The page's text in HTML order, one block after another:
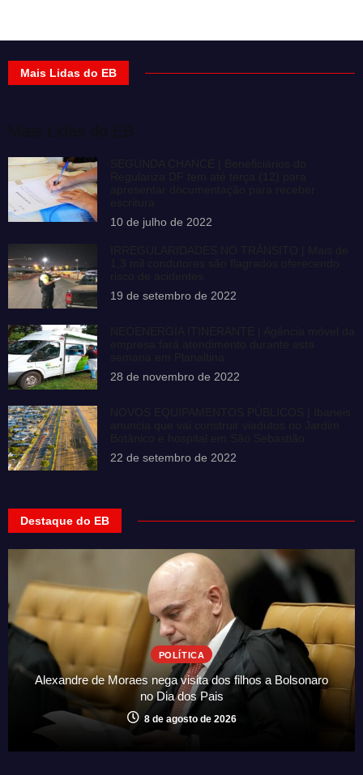
Mais Lidas do EB
10 de julho de 2022
19 de setembro de 2022
28 de novembro de 2022
22 de setembro de 2022
Destaque do EB
POLÍTICA
Alexandre de Moraes nega visita dos filhos a Bolsonaro
no Dia dos Pais
8 de agosto de 2026